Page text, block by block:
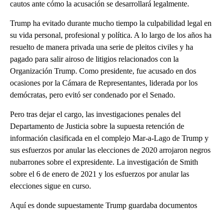
cautos ante cómo la acusación se desarrollará legalmente.
Trump ha evitado durante mucho tiempo la culpabilidad legal en
su vida personal, profesional y política. A lo largo de los años ha
resuelto de manera privada una serie de pleitos civiles y ha
pagado para salir airoso de litigios relacionados con la
Organización Trump. Como presidente, fue acusado en dos
ocasiones por la Cámara de Representantes, liderada por los
demócratas, pero evitó ser condenado por el Senado.
Pero tras dejar el cargo, las investigaciones penales del
Departamento de Justicia sobre la supuesta retención de
información clasificada en el complejo Mar-a-Lago de Trump y
sus esfuerzos por anular las elecciones de 2020 arrojaron negros
nubarrones sobre el expresidente. La investigación de Smith
sobre el 6 de enero de 2021 y los esfuerzos por anular las
elecciones sigue en curso.
Aquí es donde supuestamente Trump guardaba documentos